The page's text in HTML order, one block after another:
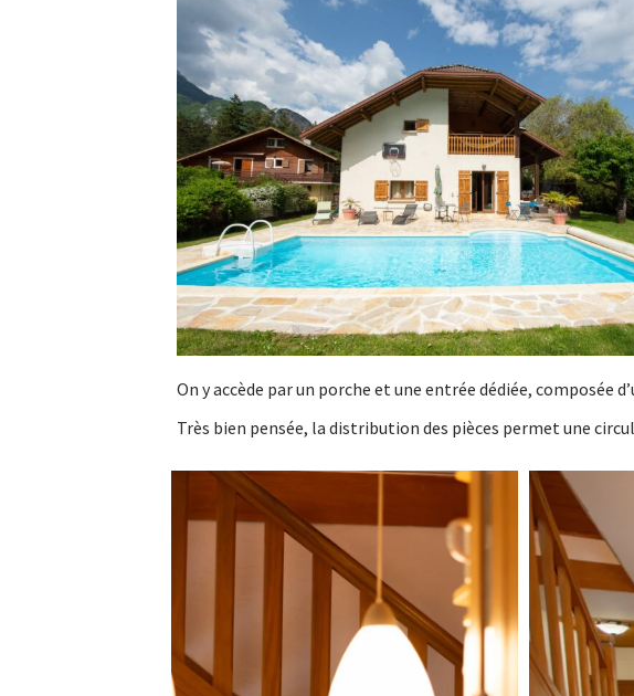
On y accède par un porche et une entrée dédiée, composée
Très bien pensée, la distribution des pièces permet une